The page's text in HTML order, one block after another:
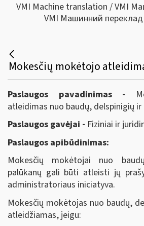
VMI Machine translation / VMI
VMI Машинний
Paslaugos pavadinimas -
atleidimas nuo baudų, delspinigių ir
Paslaugos gavėjai - Fiziniai ir
Paslaugos apibūdinimas:
Mokesčių mokėtojai nuo
palūkanų gali būti atleisti jų
administratoriaus iniciatyva.
Mokesčių mokėtojas nuo baudų,
atleidžiamas, jeigu: